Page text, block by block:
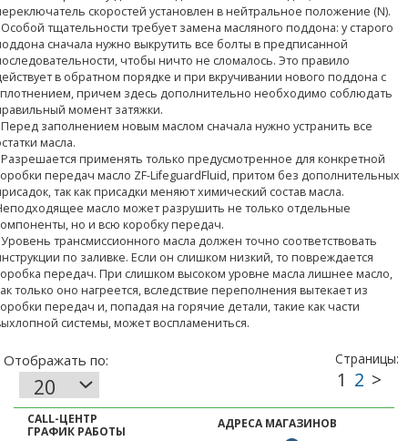
скоростей установлен в нейтральное положение (N).
тщательности требует замена масляного поддона: у старого
сначала нужно выкрутить все болты в предписанной
чтобы ничто не сломалось. Это правило
в обратном порядке и при вкручивании нового поддона с
причем здесь дополнительно необходимо соблюдать
момент затяжки.
заполнением новым маслом сначала нужно устранить все
масла.
применять только предусмотренное для конкретной
передач масло ZF-LifeguardFluid, притом без дополнительных
так как присадки меняют химический состав масла.
масло может разрушить не только отдельные
но и всю коробку передач.
трансмиссионного масла должен точно соответствовать
по заливке. Если он слишком низкий, то повреждается
передач. При слишком высоком уровне масла лишнее масло,
только оно нагреется, вследствие переполнения вытекает из
передач и, попадая на горячие детали, такие как части
системы, может воспламениться.
CALL-ЦЕНТР
ГРАФИК РАБОТЫ
АДРЕСА МАГАЗИНОВ